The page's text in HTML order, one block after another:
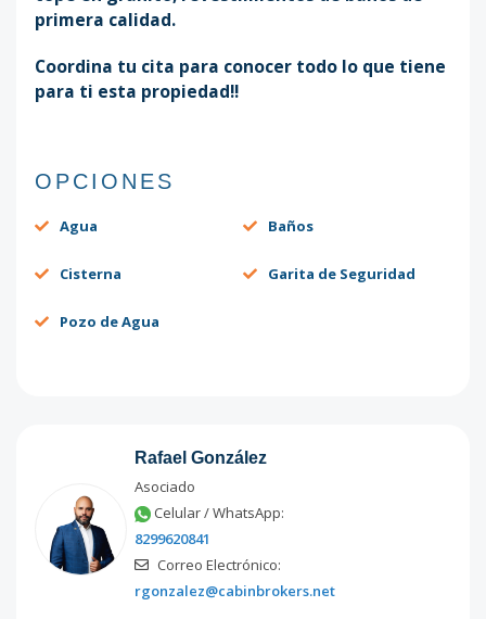
primera calidad.
Coordina tu cita para conocer todo lo que tiene
para ti esta propiedad!!
OPCIONES
Agua Baños
Cisterna Garita de Seguridad
Pozo de Agua
Rafael González
Asociado
Celular / WhatsApp:
8299620841
Correo Electrónico:
rgonzalez@cabinbrokers.net